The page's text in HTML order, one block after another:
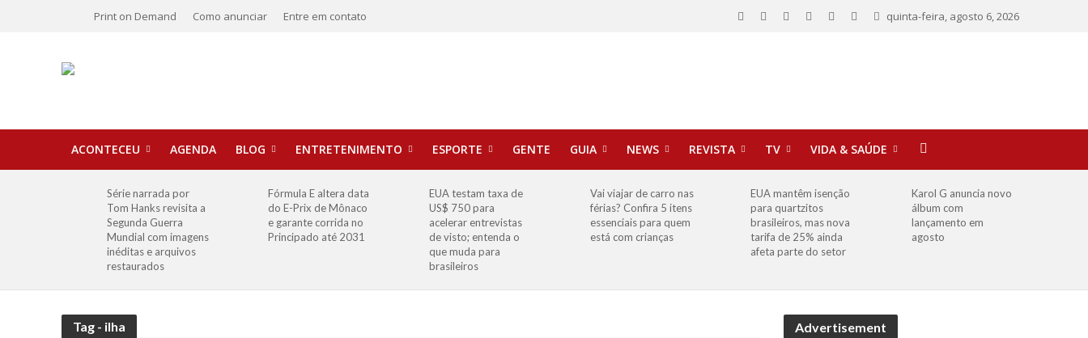
Print on Demand Como anunciar Entre em contato quinta-feira, agosto 6, 2026
ACONTECEU AGENDA BLOG ENTRETENIMENTO ESPORTE GENTE GUIA NEWS REVISTA TV VIDA & SAÚDE
Série narrada por
Tom Hanks revisita a
Segunda Guerra
Mundial com imagens
inéditas e arquivos
restaurados
Fórmula E altera data
do E-Prix de Mônaco
e garante corrida no
Principado até 2031
EUA testam taxa de
US$ 750 para
acelerar entrevistas
de visto; entenda o
que muda para
brasileiros
Vai viajar de carro nas
férias? Confira 5 itens
essenciais para quem
está com crianças
EUA mantêm isenção
para quartzitos
brasileiros, mas nova
tarifa de 25% ainda
afeta parte do setor
Karol G anuncia novo
álbum com
lançamento em
agosto
Tag - ilha Advertisement